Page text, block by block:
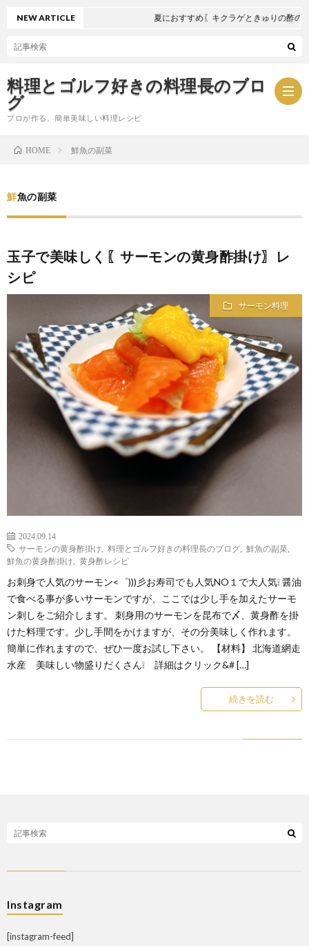
料理とゴルフ好きの料理長のブロ
グ
プロが作る、簡単美味しい料理レシピ
わ
せ
バ
シ
NEW ARTICLE 夏におすすめ〖キクラゲときゅりの酢の物〗
HOME 鮮魚の副菜
鮮魚の副菜
玉子で美味しく〖サーモンの黄身酢掛け〗レ
シピ
サーモン料理
2024.09.14
サーモンの黄身酢掛け
料理とゴルフ好きの料理長のブログ 鮮魚の副菜
鮮魚の黄身酢掛け
黄身酢レシピ
お刺身で人気のサーモン<゜)))彡お寿司でも人気NO１で大人気❕ 醤油
で食べる事が多いサーモンですが、ここでは少し手を加えたサーモ
ン刺しをご紹介します。 刺身用のサーモンを昆布で〆、黄身酢を掛
けた料理です。少し手間をかけますが、その分美味しく作れます。
簡単に作れますので、ぜひ一度お試し下さい。 【材料】 北海道網走
水産 美味しい物盛りだくさん❕ 詳細はクリック&# […]
続きを読む
Instagram
[instagram-feed]